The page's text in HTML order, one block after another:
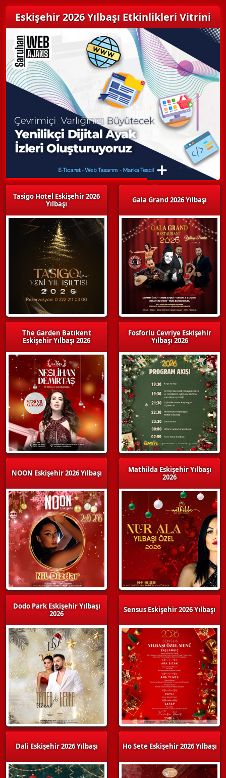
Eskişehir 2026 Yılbaşı Etkinlikleri Vitrini
Tasigo Hotel Eskişehir 2026
Yılbaşı
The Garden Batıkent
Eskişehir Yılbaşı 2026
NOON Eskişehir 2026 Yılbaşı
Dodo Park Eskişehir Yılbaşı
2026
Dali Eskişehir 2026 Yılbaşı
Gala Grand 2026 Yılbaşı
Fosforlu Cevriye Eskişehir
Yılbaşı 2026
Mathilda Eskişehir Yılbaşı
2026
Sensus Eskişehir 2026 Yılbaşı
Ho Sete Eskişehir 2026 Yılbaşı